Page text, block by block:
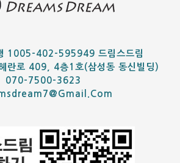
1005-402-595949 드림스드림
란로 409, 4층1호(삼성동 동신빌딩)
070-7500-3623